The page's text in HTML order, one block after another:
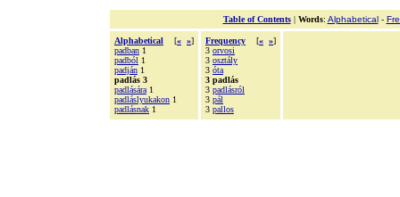
Table of Contents| Words: Alphabetical-
Alphabetical [« »]
padban 1
padból 1
padján 1
padlás 3
padlására 1
padláslyukakon 1
padlásnak 1
Frequency [« »]
3 orvosi
3 osztály
3 óta
3 padlás
3 padlásról
3 pál
3 pallos